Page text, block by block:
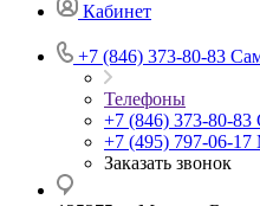
Кабинет
+7 (846) 373-80-83
Телефоны
+7 (846) 373-80-83
+7 (495) 797-06-17
Заказать звонок